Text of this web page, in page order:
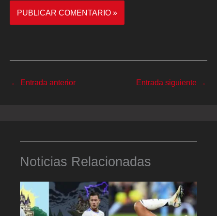
← Entrada anterior Entrada siguiente →
Noticias Relacionadas